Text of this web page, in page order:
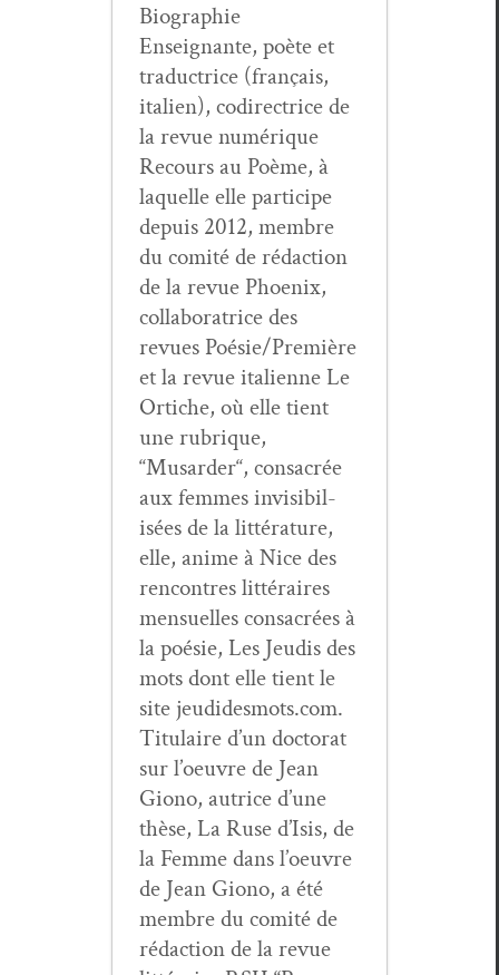
Biogra­phie
Enseignante, poète et
tra­duc­trice (français,
ital­ien), codi­rec­trice de
la revue numérique
Recours au Poème, à
laque­lle elle par­ticipe
depuis 2012, mem­bre
du comité de rédac­tion
de la revue Phoenix,
col­lab­o­ra­trice des
revues Poésie/Première
et la revue ital­i­enne Le
Ortiche, où elle tient
une rubrique,
“Musarder“, con­sacrée
aux femmes invis­i­bil­
isées de la lit­téra­ture,
elle, ani­me à Nice des
ren­con­tres lit­téraires
men­su­elles con­sacrées à
la poésie, Les Jeud­is des
mots dont elle tient le
site jeudidesmots.com.
Tit­u­laire d’un doc­tor­at
sur l’oeu­vre de Jean
Giono, autrice d’une
thèse, La Ruse d’I­sis, de
la Femme dans l’oeu­vre
de Jean Giono, a été
mem­bre du comité de
rédac­tion de la revue